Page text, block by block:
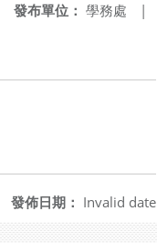
發布單位： 學務處 |
發佈日期： Invalid date